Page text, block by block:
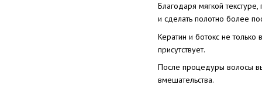
Благодаря мягкой
и сделать полотно более
Кератин и ботокс не только
присутствует.
После процедуры волосы
вмешательства.